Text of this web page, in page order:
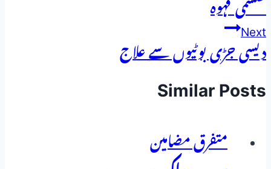
کی
نیویگیشن
طلسمی قہوہ
Next
دیسی جڑی بوٹیوں سے علاج
Similar Posts
متفرق مضامین